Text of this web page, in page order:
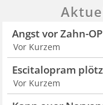
Angst vor Zahn-OP
Vor Kurzem
Escitalopram
Vor Kurzem